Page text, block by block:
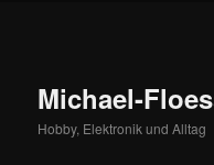
Michael-
Hobby, Elektronik und Alltag